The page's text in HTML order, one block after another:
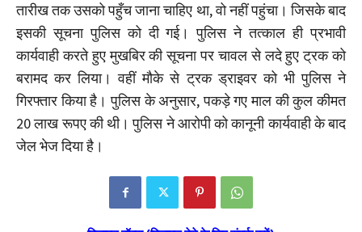
तारीख तक उसको पहुँच जाना चाहिए था, वो नहीं पहुंचा। जिसके बाद
इसकी सूचना पुलिस को दी गई। पुलिस ने तत्काल ही प्रभावी
कार्यवाही करते हुए मुखबिर की सूचना पर चावल से लदे हुए ट्रक को
बरामद कर लिया। वहीं मौके से ट्रक ड्राइवर को भी पुलिस ने
गिरफ्तार किया है। पुलिस के अनुसार, पकड़े गए माल की कुल कीमत
20 लाख रूपए की थी। पुलिस ने आरोपी को कानूनी कार्यवाही के बाद
जेल भेज दिया है।